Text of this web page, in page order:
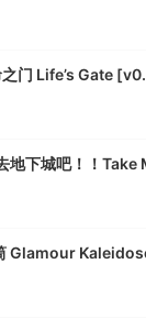
作系统
Core CPU
Memory
可用空间
门 Life’s Gate
地下城吧！！Take
Glamour